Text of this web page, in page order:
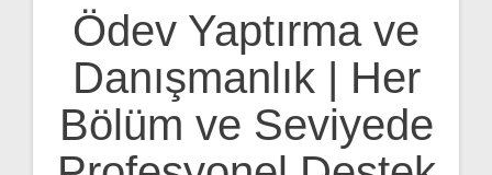
Ödev Yaptırma ve
Danışmanlık | Her
Bölüm ve Seviyede
Yazı
gezinmesi